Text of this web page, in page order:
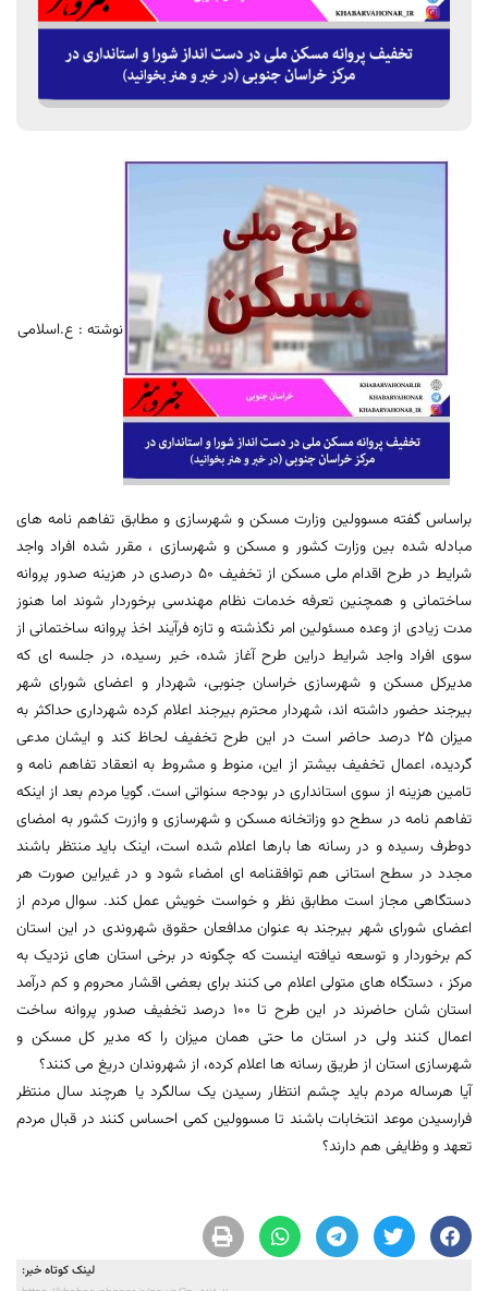
نوشته : ع.اسلامی
براساس گفته مسوولین وزارت مسکن و شهرسازی و مطابق تفاهم نامه های
مبادله شده بین وزارت کشور و مسکن و شهرسازی ، مقرر شده افراد واجد
شرایط در طرح اقدام ملی مسکن از تخفیف 50 درصدی در هزینه صدور پروانه
ساختمانی و همچنین تعرفه خدمات نظام مهندسی برخوردار شوند اما هنوز
مدت زیادی از وعده مسئولین امر نگذشته و تازه فرآیند اخذ پروانه ساختمانی از
سوی افراد واجد شرایط دراین طرح آغاز شده، خبر رسیده، در جلسه ای که
مدیرکل مسکن و شهرسازی خراسان جنوبی، شهردار و اعضای شورای شهر
بیرجند حضور داشته اند، شهردار محترم بیرجند اعلام کرده شهرداری حداکثر به
میزان 25 درصد حاضر است در این طرح تخفیف لحاظ کند و ایشان مدعی
گردیده، اعمال تخفیف بیشتر از این، منوط و مشروط به انعقاد تفاهم نامه و
تامین هزینه از سوی استانداری در بودجه سنواتی است. گویا مردم بعد از اینکه
تفاهم نامه در سطح دو وزاتخانه مسکن و شهرسازی و وازرت کشور به امضای
دوطرف رسیده و در رسانه ها بارها اعلام شده است، اینک باید منتظر باشند
مجدد در سطح استانی هم توافقنامه ای امضاء شود و در غیراین صورت هر
دستگاهی مجاز است مطابق نظر و خواست خویش عمل کند. سوال مردم از
اعضای شورای شهر بیرجند به عنوان مدافعان حقوق شهروندی در این استان
کم برخوردار و توسعه نیافته اینست که چگونه در برخی استان های نزدیک به
مرکز ، دستگاه های متولی اعلام می کنند برای بعضی اقشار محروم و کم درآمد
استان شان حاضرند در این طرح تا 100 درصد تخفیف صدور پروانه ساخت
اعمال کنند ولی در استان ما حتی همان میزان را که مدیر کل مسکن و
شهرسازی استان از طریق رسانه ها اعلام کرده، از شهروندان دریغ می کنند؟
آیا هرساله مردم باید چشم انتظار رسیدن یک سالگرد یا هرچند سال منتظر
فرارسیدن موعد انتخابات باشند تا مسوولین کمی احساس کنند در قبال مردم
تعهد و وظایفی هم دارند؟
لینک کوتاه خبر: